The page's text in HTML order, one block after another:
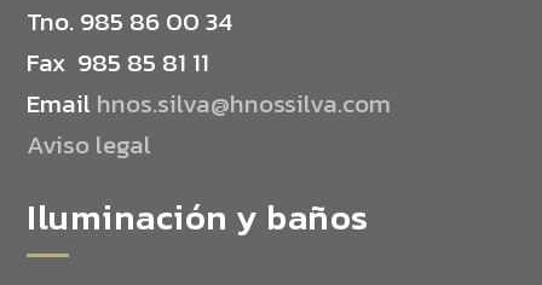
Tno. 985 86 00 34
Fax 985 85 81 11
Email hnos.silva@hnossilva.com
Aviso legal
Iluminación y baños